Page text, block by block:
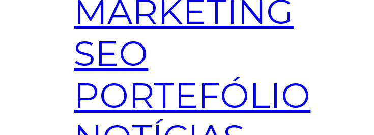
MARKETING
SEO
PORTEFÓLIO